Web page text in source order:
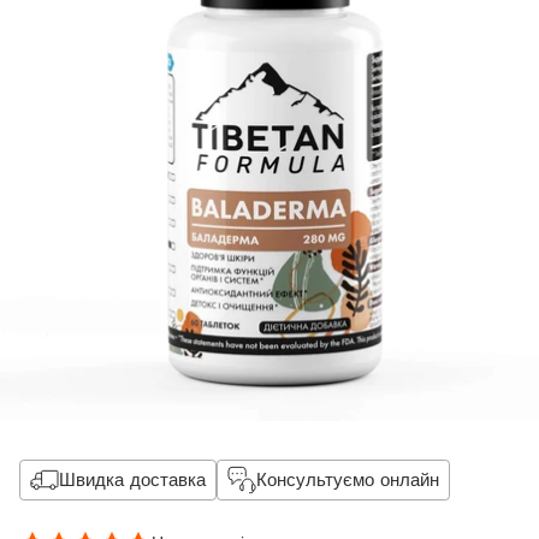
Швидка доставка Консультуємо онлайн